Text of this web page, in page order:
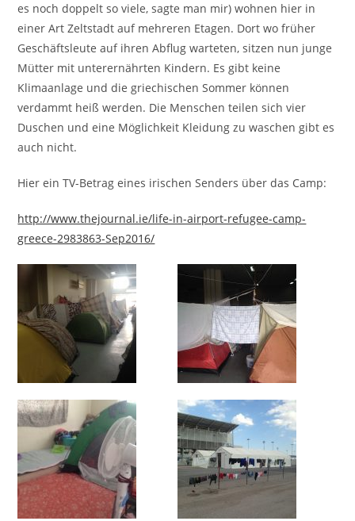
es noch doppelt so viele, sagte man mir) wohnen hier in
einer Art Zeltstadt auf mehreren Etagen. Dort wo früher
Geschäftsleute auf ihren Abflug warteten, sitzen nun junge
Mütter mit unterernährten Kindern. Es gibt keine
Klimaanlage und die griechischen Sommer können
verdammt heiß werden. Die Menschen teilen sich vier
Duschen und eine Möglichkeit Kleidung zu waschen gibt es
auch nicht.
Hier ein TV-Betrag eines irischen Senders über das Camp:
http://www.thejournal.ie/life-in-airport-refugee-camp-
greece-2983863-Sep2016/